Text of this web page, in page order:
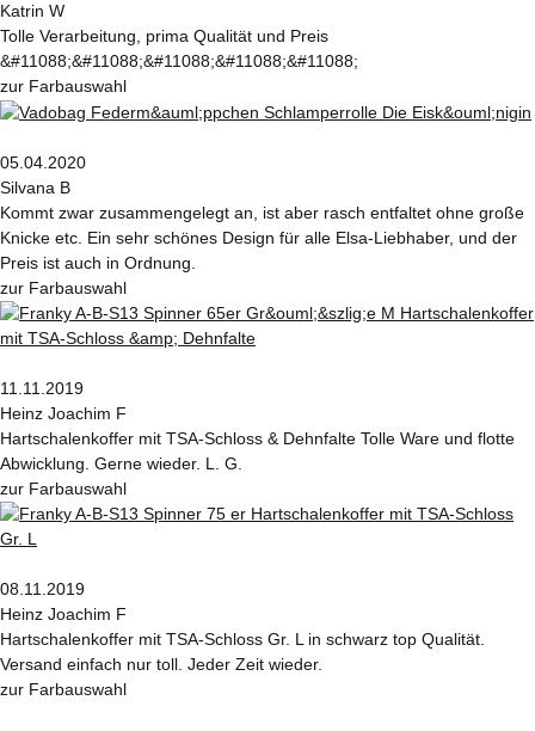
Katrin W
Tolle Verarbeitung, prima Qualität und Preis
&#11088;&#11088;&#11088;&#11088;&#11088;
zur Farbauswahl
05.04.2020
Silvana B
Kommt zwar zusammengelegt an, ist aber rasch entfaltet ohne große
Knicke etc. Ein sehr schönes Design für alle Elsa-Liebhaber, und der
Preis ist auch in Ordnung.
zur Farbauswahl
11.11.2019
Heinz Joachim F
Hartschalenkoffer mit TSA-Schloss & Dehnfalte Tolle Ware und flotte
Abwicklung. Gerne wieder. L. G.
zur Farbauswahl
08.11.2019
Heinz Joachim F
Hartschalenkoffer mit TSA-Schloss Gr. L in schwarz top Qualität.
Versand einfach nur toll. Jeder Zeit wieder.
zur Farbauswahl